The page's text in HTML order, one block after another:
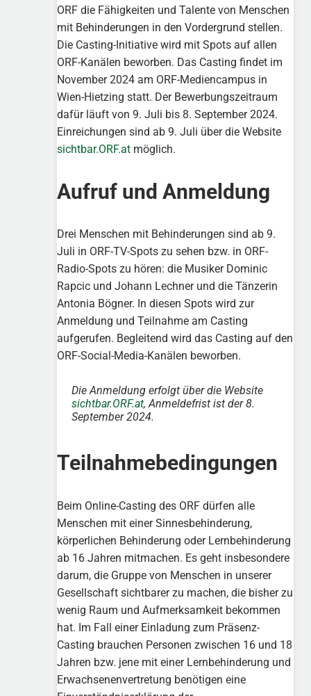
ORF die Fähigkeiten und Talente von Menschen
mit Behinderungen in den Vordergrund stellen.
Die Casting-Initiative wird mit Spots auf allen
ORF-Kanälen beworben. Das Casting findet im
November 2024 am ORF-Mediencampus in
Wien-Hietzing statt. Der Bewerbungszeitraum
dafür läuft von 9. Juli bis 8. September 2024.
Einreichungen sind ab 9. Juli über die Website
sichtbar.ORF.at möglich.
Aufruf und Anmeldung
Drei Menschen mit Behinderungen sind ab 9.
Juli in ORF-TV-Spots zu sehen bzw. in ORF-
Radio-Spots zu hören: die Musiker Dominic
Rapcic und Johann Lechner und die Tänzerin
Antonia Bögner. In diesen Spots wird zur
Anmeldung und Teilnahme am Casting
aufgerufen. Begleitend wird das Casting auf den
ORF-Social-Media-Kanälen beworben.
Die Anmeldung erfolgt über die Website
sichtbar.ORF.at, Anmeldefrist ist der 8.
September 2024.
Teilnahmebedingungen
Beim Online-Casting des ORF dürfen alle
Menschen mit einer Sinnesbehinderung,
körperlichen Behinderung oder Lernbehinderung
ab 16 Jahren mitmachen. Es geht insbesondere
darum, die Gruppe von Menschen in unserer
Gesellschaft sichtbarer zu machen, die bisher zu
wenig Raum und Aufmerksamkeit bekommen
hat. Im Fall einer Einladung zum Präsenz-
Casting brauchen Personen zwischen 16 und 18
Jahren bzw. jene mit einer Lernbehinderung und
Erwachsenenvertretung benötigen eine